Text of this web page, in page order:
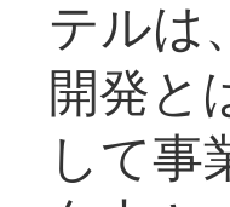
テルは
開発と
して事